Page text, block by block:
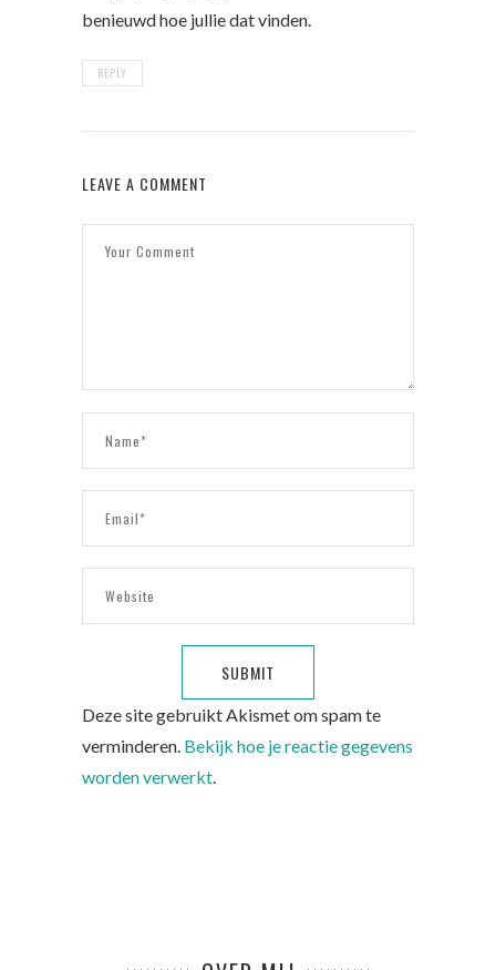
benieuwd hoe jullie dat vinden.
REPLY
LEAVE A COMMENT
Deze site gebruikt Akismet om spam te
verminderen. Bekijk hoe je reactie gegevens
worden verwerkt